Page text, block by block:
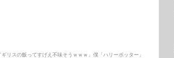
ギリスの飯ってすげえ不味そうｗｗｗ」僕「ハリーポッター」